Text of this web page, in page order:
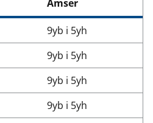
Amser
9yb i 5yh
9yb i 5yh
9yb i 5yh
9yb i 5yh